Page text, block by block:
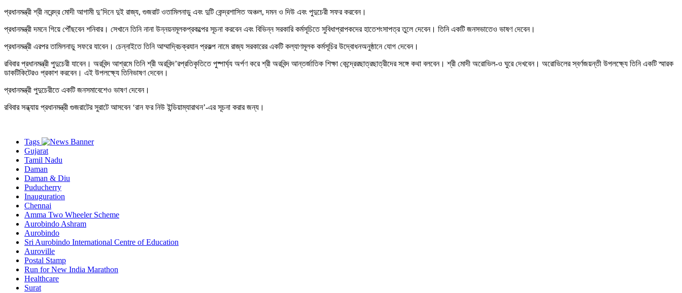
প্রধানমন্ত্রী শ্রী নরেন্দ্র মোদী আগামী দু’দিনে দুই রাজ্য, গুজরাট ওতামিলনাডু এবং দুটি কেন্দ্রশাসিত অঞ্চল, দমন ও দিউ এবং পুদুচেরী সফর করবেন।
প্রধানমন্ত্রী দমনে গিয়ে পৌঁছবেন শনিবার। সেখানে তিনি নানা উন্নয়নমূলকপ্রকল্পের সূচনা করবেন এবং বিভিন্ন সরকারি কর্মসূচিতে সুবিধাপ্রাপকদের হাতেশংসাপত্র তুলে দেবেন। তিনি একটি জনসভাতেও ভাষণ দেবেন।
প্রধানমন্ত্রী এরপর তামিলনাডু সফরে যাবেন। চেন্নাইতে তিনি আম্মাদ্বিচক্রযান প্রকল্প নামে রাজ্য সরকারের একটি কল্যাণমূলক কর্মসূচির উদ্বোধনঅনুষ্ঠানে যোগ দেবেন।
রবিবার প্রধানমন্ত্রী পুদুচেরী যাবেন। অরবিন্দ আশ্রমে তিনি শ্রী অরবিন্দ’রপ্রতিকৃতিতে পুষ্পার্ঘ্য অর্পণ করে শ্রী অরবিন্দ আন্তর্জাতিক শিক্ষা কেন্দ্রেরছাত্রছাত্রীদের সঙ্গে কথা বলবেন। শ্রী মোদী অরোভিল-ও ঘুরে দেখবেন। অরোভিলের স্বর্ণজয়ন্তী উপলক্ষ্যে তিনি একটি স্মারক
ডাকটিকিটেরও প্রকাশ করবেন। এই উপলক্ষ্যে তিনিভাষণ দেবেন।
প্রধানমন্ত্রী পুদুচেরীতে একটি জনসমাবেশেও ভাষণ দেবেন।
রবিবার সন্ধ্যায় প্রধানমন্ত্রী গুজরাটের সুরাটে আসবেন ‘রান ফর নিউ ইন্ডিয়াম্যারাথন’-এর সূচনা করার জন্য।
Tags
Gujarat
Tamil Nadu
Daman
Daman & Diu
Puducherry
Inauguration
Chennai
Amma Two Wheeler Scheme
Aurobindo Ashram
Aurobindo
Sri Aurobindo International Centre of Education
Auroville
Postal Stamp
Run for New India Marathon
Healthcare
Surat